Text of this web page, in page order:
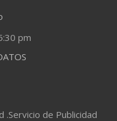
pm
.Servicio de Publicidad